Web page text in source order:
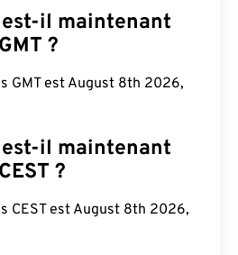
il maintenant
?
GMT est August 8th 2026,
il maintenant
?
CEST est August 8th 2026,